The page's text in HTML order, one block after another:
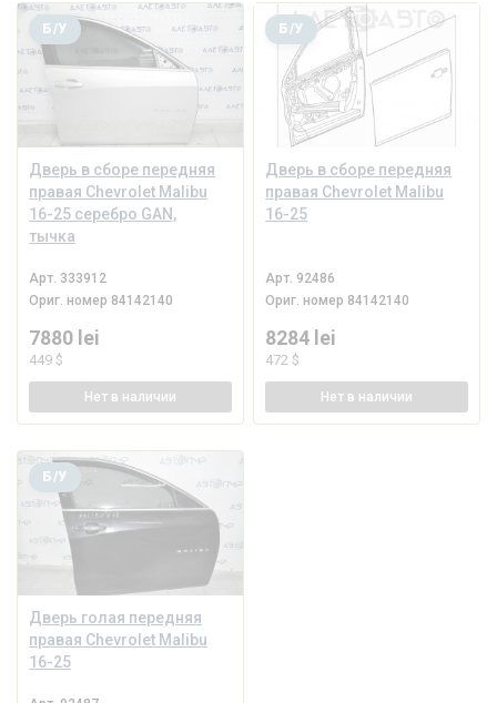
Дверь в сборе передняя
правая Chevrolet Malibu
16-25 серебро GAN,
тычка
Б/У
Арт. 333912
Ориг. номер 84142140
7880 lei
449 $
Нет в наличии
Дверь в сборе передняя
правая Chevrolet Malibu
16-25
Б/У
Арт. 92486
Ориг. номер 84142140
8284 lei
472 $
Нет в наличии
Дверь голая передняя
правая Chevrolet Malibu
16-25
Б/У